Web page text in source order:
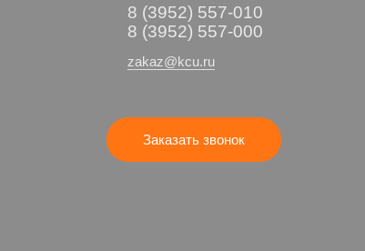
8 (3952) 557-010
8 (3952) 557-000
zakaz@kcu.ru
Заказать звонок